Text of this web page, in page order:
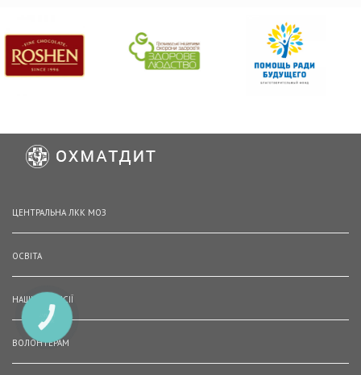
ЦЕНТРАЛЬНА ЛКК МОЗ
ОСВІТА
НАШІ ВАКАНСІЇ
ВОЛОНТЕРАМ
КНОПКА
ЗВ'ЯЗКУ